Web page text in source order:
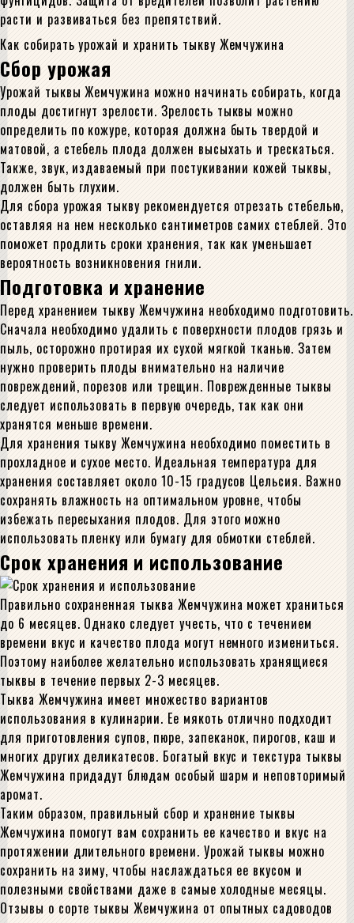
расти и развиваться без препятствий.
Как собирать урожай и хранить тыкву Жемчужина
Сбор урожая
Урожай тыквы Жемчужина можно начинать собирать, когда
плоды достигнут зрелости. Зрелость тыквы можно
определить по кожуре, которая должна быть твердой и
матовой, а стебель плода должен высыхать и трескаться.
Также, звук, издаваемый при постукивании кожей тыквы,
должен быть глухим.
Для сбора урожая тыкву рекомендуется отрезать стебелью,
оставляя на нем несколько сантиметров самих стеблей. Это
поможет продлить сроки хранения, так как уменьшает
вероятность возникновения гнили.
Подготовка и хранение
Перед хранением тыкву Жемчужина необходимо подготовить.
Сначала необходимо удалить с поверхности плодов грязь и
пыль, осторожно протирая их сухой мягкой тканью. Затем
нужно проверить плоды внимательно на наличие
повреждений, порезов или трещин. Поврежденные тыквы
следует использовать в первую очередь, так как они
хранятся меньше времени.
Для хранения тыкву Жемчужина необходимо поместить в
прохладное и сухое место. Идеальная температура для
хранения составляет около 10-15 градусов Цельсия. Важно
сохранять влажность на оптимальном уровне, чтобы
избежать пересыхания плодов. Для этого можно
использовать пленку или бумагу для обмотки стеблей.
Срок хранения и использование
Правильно сохраненная тыква Жемчужина может храниться
до 6 месяцев. Однако следует учесть, что с течением
времени вкус и качество плода могут немного измениться.
Поэтому наиболее желательно использовать хранящиеся
тыквы в течение первых 2-3 месяцев.
Тыква Жемчужина имеет множество вариантов
использования в кулинарии. Ее мякоть отлично подходит
для приготовления супов, пюре, запеканок, пирогов, каш и
многих других деликатесов. Богатый вкус и текстура тыквы
Жемчужина придадут блюдам особый шарм и неповторимый
аромат.
Таким образом, правильный сбор и хранение тыквы
Жемчужина помогут вам сохранить ее качество и вкус на
протяжении длительного времени. Урожай тыквы можно
сохранить на зиму, чтобы наслаждаться ее вкусом и
полезными свойствами даже в самые холодные месяцы.
Отзывы о сорте тыквы Жемчужина от опытных садоводов